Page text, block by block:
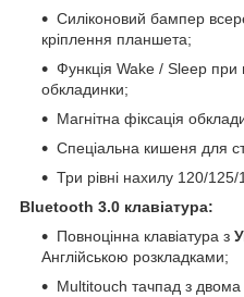
Силіконовий бампер
кріплення планшета;
Функція Wake / Sleep при
обкладинки;
Магнітна фіксація
Спеціальна кишеня для
Три рівні нахилу 120/125/
Bluetooth 3.0 клавіатура:
Повноцінна клавіатура з
Англійською розкладками;
Multitouch тачпад з